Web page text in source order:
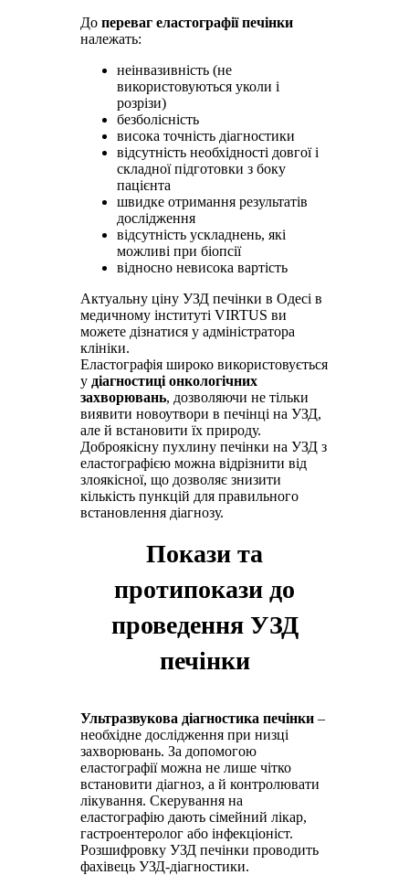
До переваг еластографії печінки
належать:
неінвазивність (не
використовуються уколи і
розрізи)
безболісність
висока точність діагностики
відсутність необхідності довгої і
складної підготовки з боку
пацієнта
швидке отримання результатів
дослідження
відсутність ускладнень, які
можливі при біопсії
відносно невисока вартість
Актуальну ціну УЗД печінки в Одесі в
медичному інституті VIRTUS ви
можете дізнатися у адміністратора
клініки.
Еластографія широко використовується
у діагностиці онкологічних
захворювань, дозволяючи не тільки
виявити новоутвори в печінці на УЗД,
але й встановити їх природу.
Доброякісну пухлину печінки на УЗД з
еластографією можна відрізнити від
злоякісної, що дозволяє знизити
кількість пункцій для правильного
встановлення діагнозу.
Покази та
протипокази до
проведення УЗД
печінки
Ультразвукова діагностика печінки –
необхідне дослідження при низці
захворювань. За допомогою
еластографії можна не лише чітко
встановити діагноз, а й контролювати
лікування. Скерування на
еластографію дають сімейний лікар,
гастроентеролог або інфекціоніст.
Розшифровку УЗД печінки проводить
фахівець УЗД-діагностики.